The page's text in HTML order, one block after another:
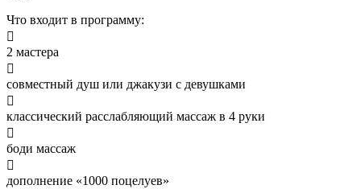
Что входит в программу:

2 мастера

совместный душ или джакузи с девушками

классический расслабляющий массаж в 4 руки

боди массаж

дополнение «1000 поцелуев»